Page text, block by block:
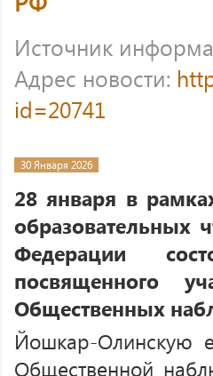
Источник
Адрес новости:
id=20741
30 Января 2026
28 января в
образовательных
Федерации
посвященного
Общественных
Йошкар-Олинскую
Общественной